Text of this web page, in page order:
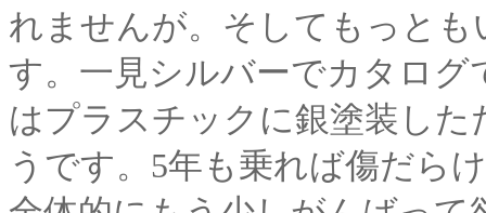
れませんが。そしてもっと
す。一見シルバーでカタロ
はプラスチックに銀塗装し
うです。5年も乗れば傷だら